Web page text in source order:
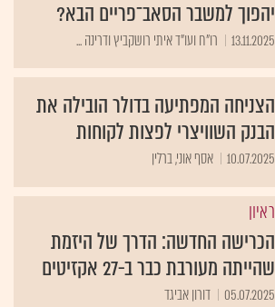
יהפוך למשבר הסאב־פריים הבא?
13.11.2025 רו"ח ועו"ד איתי רושקביץ ודרינה ...
הצניחה המפתיעה בדולר הובילה את
הבנק השוויצרי לפצות לקוחות
10.07.2025 אסף אוני, ברלין
ראיון
הכרישה החדשה: הדרך של היזמת
שהייתה מעורבת כבר ב-27 אקזיטים
05.07.2025 דורון אביגד